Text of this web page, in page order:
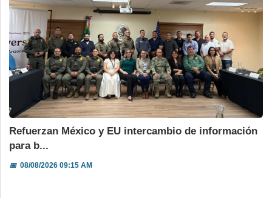
Refuerzan México y EU intercambio de información
para b...
📅08/08/2026 09:15 AM